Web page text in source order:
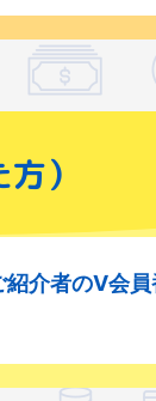
）
介者のV会